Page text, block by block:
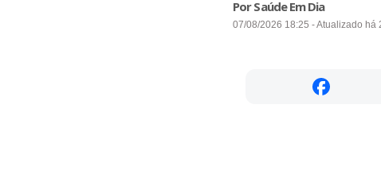
Por Saúde Em Dia
07/08/2026 18:25 - Atualizado há